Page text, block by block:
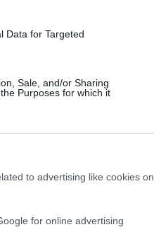
Data for Targeted
Sale, and/or Sharing
Purposes for which it
to advertising like cookies on
for online advertising